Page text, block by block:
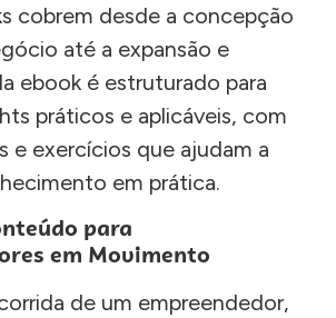
cobrem desde a concepção
até a expansão e
ebook é estruturado para
práticos e aplicáveis, com
e exercícios que ajudam a
em prática.
para
em Movimento
de um empreendedor,